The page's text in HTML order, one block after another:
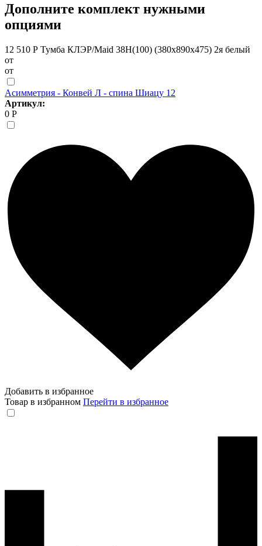
Дополните комплект нужными
опциями
12 510 Р Тумба КЛЭР/Maid 38Н(100) (380х890х475) 2я белый
от
от
Асимметрия - Конвей Л - спина Шиацу 12
Артикул:
0 Р
Добавить в избранное
Товар в избранном Перейти в избранное